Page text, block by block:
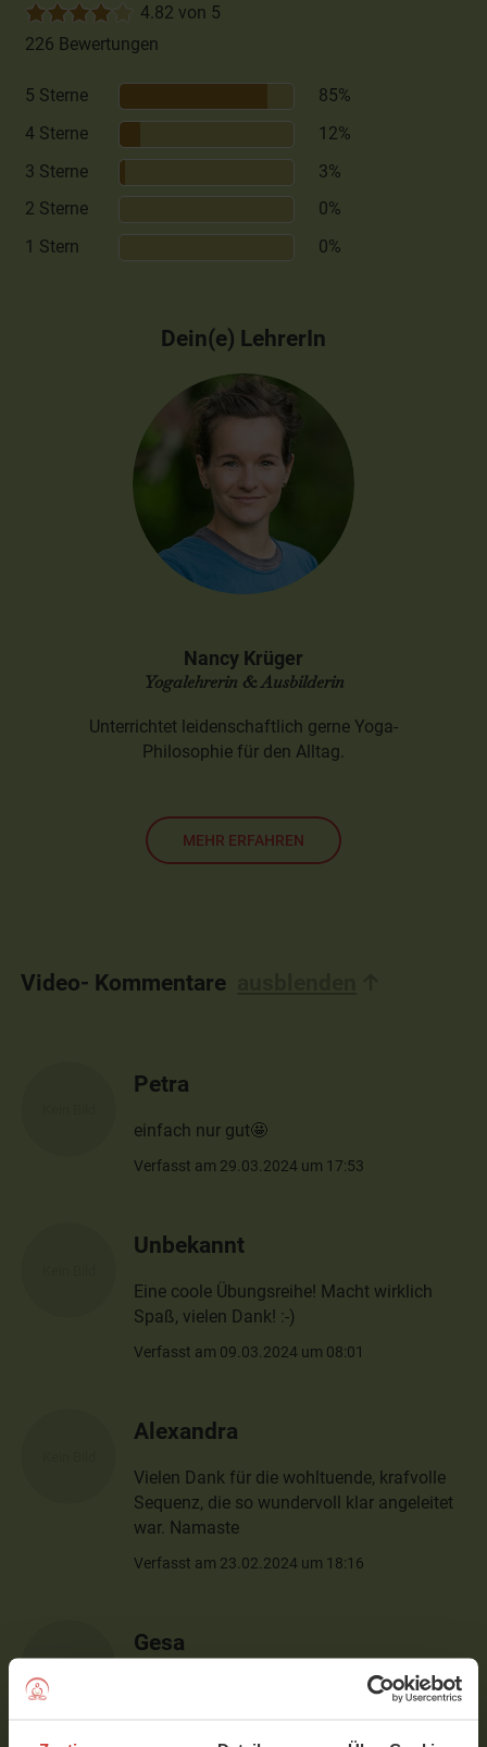
4.82 von 5
226 Bewertungen
5 Sterne
85%
4 Sterne
12%
3 Sterne
3%
2 Sterne
0%
1 Stern
0%
Dein(e) LehrerIn
Nancy Krüger
Yogalehrerin & Ausbilderin
Unterrichtet leidenschaftlich gerne Yoga-
Philosophie für den Alltag.
MEHR ERFAHREN
Video- Kommentare
Petra
einfach nur gut🤩
Verfasst am 29.03.2024 um 17:53
Unbekannt
Eine coole Übungsreihe! Macht wirklich
Spaß, vielen Dank! :-)
Verfasst am 09.03.2024 um 08:01
Alexandra
Vielen Dank für die wohltuende, krafvolle
Sequenz, die so wundervoll klar angeleitet
war. Namaste
Verfasst am 23.02.2024 um 18:16
Gesa
Die Yoga-Einheiten mit Nancy sind einfach